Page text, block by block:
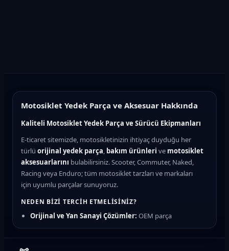
Motosiklet Yedek Parça ve Aksesuar Hakkında
Kaliteli Motosiklet Yedek Parça ve Sürücü Ekipmanları
E-ticaret sitemizde, motosikletinizin ihtiyaç duyduğu her
türlü orijinal yedek parça, bakım ürünleri ve motosiklet
aksesuarlarını bulabilirsiniz. Scooter, Commuter, Naked,
Racing veya Enduro; tüm motosiklet tarzları ve markaları
için uyumlu parçalar sunuyoruz.
NEDEN BIZI TERCIH ETMELISINIZ?
Orijinal ve Yan Sanayi Çözümler: OEM parça
kalitesinde güvenilir seçenekler